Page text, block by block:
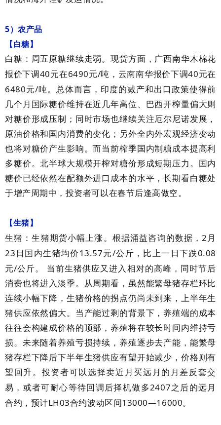
5）农产品
【白糖】
白糖：周五原糖继续走弱。现货方面，广西南华木棉花
报价下调40元在6490元/吨，云南南华报价下调40元在
6480元/吨。总体而言，印度的减产和出口政策使得前
几个月国际糖价维持在近几年高位、巴西开榨量偏大则
对糖价形成压制；同时市场也继续关注厄尔尼诺发展，
原油价格和国内消费的变化；另外全内外宏观经济变动
也将对糖价产生影响。而当前榨季国内制糖成本提高利
多糖价。北半球大规模开榨对糖价形成短期压力。国内
糖价已经依然在配额外进口成本的水平，长期看白糖处
于增产周期中，投资者可以在春节后逢高做空。
【生猪】
生猪：生猪期货小幅上涨。根据涌益咨询的数据，2 月
23 日国内生猪均价 13.57元/公斤，比上一日下跌0.08
元/公斤。
当前生猪供应又进入相对的高峰，同时节后
消费也将进入淡季。从周期看，虽然能繁母猪存栏环比
连续小幅下降，生猪价格的拐点仍尚未到来，上半年生
猪供应依然偏大。当产能过剩的背景下，养殖端的成本
往往会构建成价格的顶部，养殖将在较长时间内维持亏
损。未来随着养殖亏损持续，养殖逐步去产能，能繁母
猪存栏下降后下半年生猪供应有望开始减少，价格则有
望回升。投资者可以选择卖近月买远月的月差反套交
易，或者可耐心等待回调后择机做多2407之后的远月
合约，预计LH03合约波动区间13000—16000。